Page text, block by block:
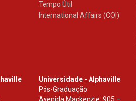
Tempo Útil
International Affairs (COI)
Universidade - Alphaville
Pós-Graduação
Avenida Mackenzie, 905 –